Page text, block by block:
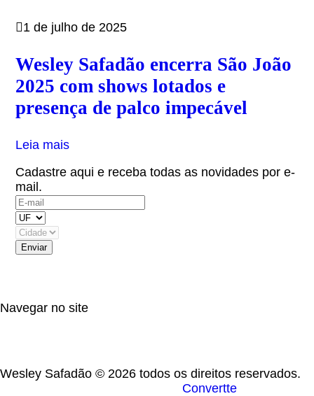
1 de julho de 2025
Wesley Safadão encerra São João
2025 com shows lotados e
presença de palco impecável
Leia mais
Cadastre aqui e receba todas as novidades por e-
mail.
Navegar no site
Wesley Safadão © 2026 todos os direitos reservados.
Convertte